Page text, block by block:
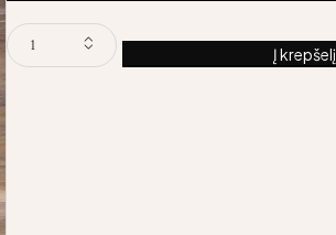
Į krepšelį